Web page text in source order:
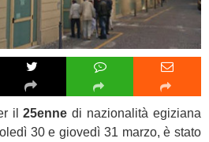
il25enne di nazionalità egiziana
30 e giovedì 31 marzo, è stato